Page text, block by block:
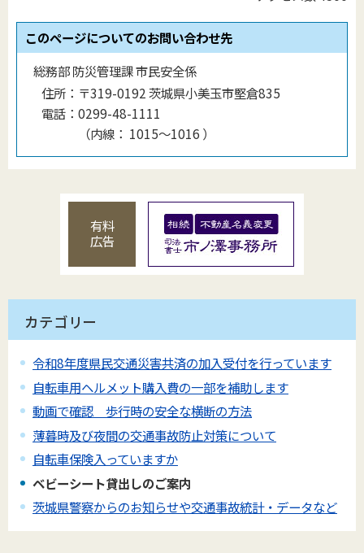
このページについてのお問い合わせ先
総務部 防災管理課 市民安全係
住所： 〒319-0192 茨城県小美玉市堅倉835
電話： 0299-48-1111
（内線 ： 1015〜1016 ）
有料
広告
カテゴリー
令和8年度県民交通災害共済の加入受付を行っています
自転車用ヘルメット購入費の一部を補助します
動画で確認 歩行時の安全な横断の方法
薄暮時及び夜間の交通事故防止対策について
自転車保険入っていますか
ベビーシート貸出しのご案内
茨城県警察からのお知らせや交通事故統計・データなど